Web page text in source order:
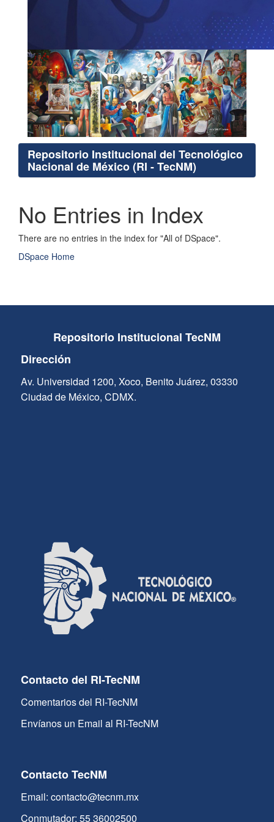
Repositorio Institucional del Tecnológico
Nacional de México (RI - TecNM)
No Entries in Index
There are no entries in the index for "All of DSpace".
DSpace Home
Repositorio Institucional TecNM
Dirección
Av. Universidad 1200, Xoco, Benito Juárez, 03330
Ciudad de México, CDMX.
Contacto del RI-TecNM
Comentarios del RI-TecNM
Envíanos un Email al RI-TecNM
Contacto TecNM
Email: contacto@tecnm.mx
Conmutador: 55 36002500